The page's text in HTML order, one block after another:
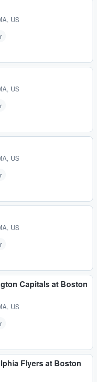
US
US
US
US
Capitals at Boston
US
Flyers at Boston